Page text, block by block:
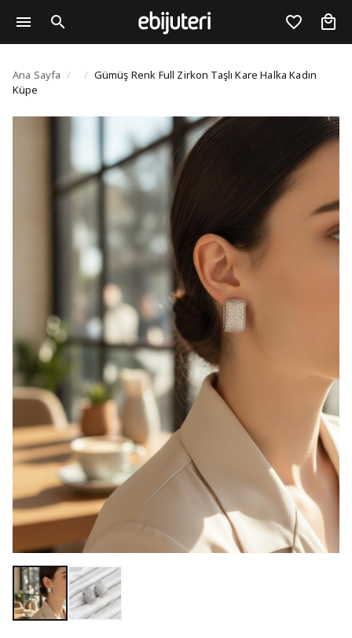
Gümüş Renk Full
Ana Sayfa / / Gümüş Renk Full Zirkon Taşlı Kare Halka Kadın
Küpe